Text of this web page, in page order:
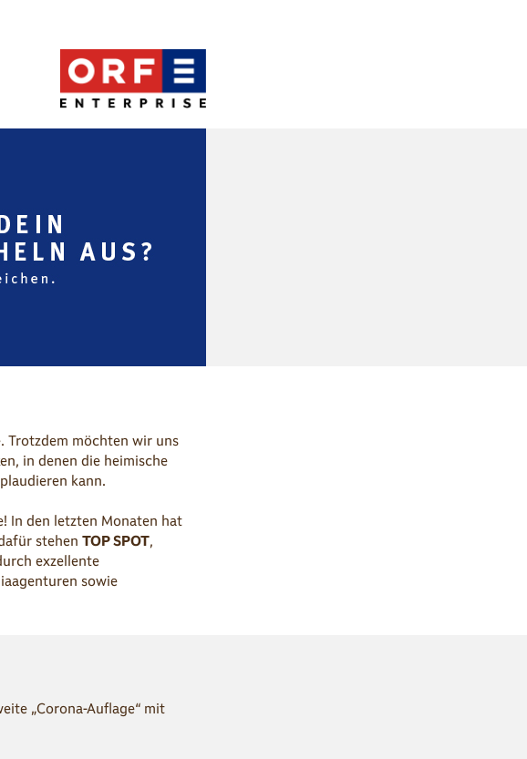
Trotzdem möchten wir uns
in denen die heimische
kann.
In den letzten Monaten hat
stehen TOP SPOT,
exzellente
sowie
„Corona-Auflage“ mit